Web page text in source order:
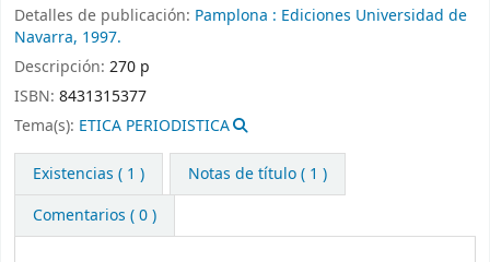
Detalles de publicación: Pamplona : Ediciones Universidad de
Navarra, 1997.
Descripción: 270 p
ISBN: 8431315377
Tema(s): ETICA PERIODISTICA
Existencias ( 1 )
Notas de título ( 1 )
Comentarios ( 0 )